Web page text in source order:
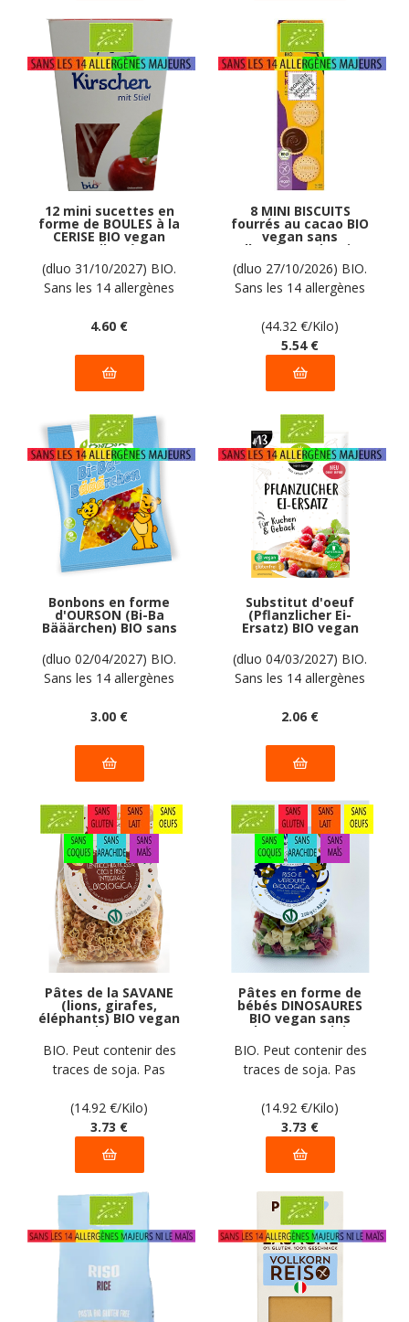
12 mini sucettes en
forme de BOULES à la
CERISE BIO vegan
sans allergènes
Biovita : 50 grammes
(dluo 31/10/2027) BIO.
Sans les 14 allergènes
4.60 €
8 MINI BISCUITS
fourrés au cacao BIO
vegan sans
allergènes Alnavit :
125 grammes
(dluo 27/10/2026) BIO.
Sans les 14 allergènes
(44.32 €/Kilo)
5.54 €
Bonbons en forme
d'OURSON (Bi-Ba
Bääärchen) BIO sans
allergènes Biobon :
100g
(dluo 02/04/2027) BIO.
Sans les 14 allergènes
3.00 €
Substitut d'oeuf
(Pflanzlicher Ei-
Ersatz) BIO vegan
sans allergènes
AGAVA : 20 grammes
(dluo 04/03/2027) BIO.
Sans les 14 allergènes
2.06 €
Pâtes de la SAVANE
(lions, girafes,
éléphants) BIO vegan
sans gluten, sans
lait, sans oeufs, sans
coque, sans arachide
Pasta Natura : 250g
BIO. Peut contenir des
traces de soja. Pas
déclarées par le
fabricant
(14.92 €/Kilo)
3.73 €
Pâtes en forme de
bébés DINOSAURES
BIO vegan sans
gluten, sans lait,
sans oeufs, sans
coque, sans arachide
Pasta Natura : 250g
BIO. Peut contenir des
traces de soja. Pas
déclarées par le
fabricant
(14.92 €/Kilo)
3.73 €